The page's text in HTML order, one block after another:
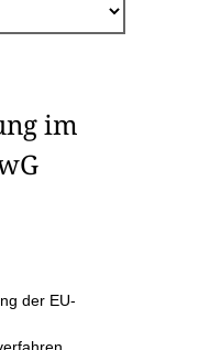
im
der EU-